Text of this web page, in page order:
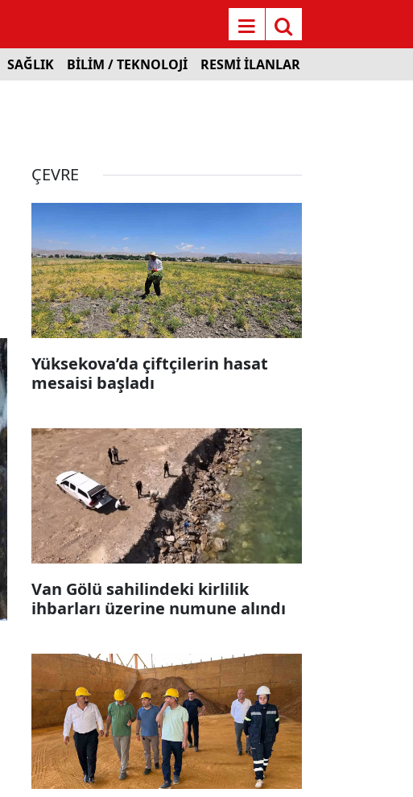
SAĞLIK BİLİM / TEKNOLOJİ RESMİ İLANLAR
ÇEVRE
Yüksekova’da çiftçilerin hasat
mesaisi başladı
Van Gölü sahilindeki kirlilik
ihbarları üzerine numune alındı